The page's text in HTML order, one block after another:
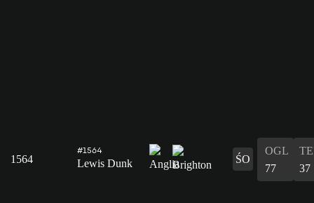
1564
#1564
Lewis Dunk ŚO
OGL
77
37